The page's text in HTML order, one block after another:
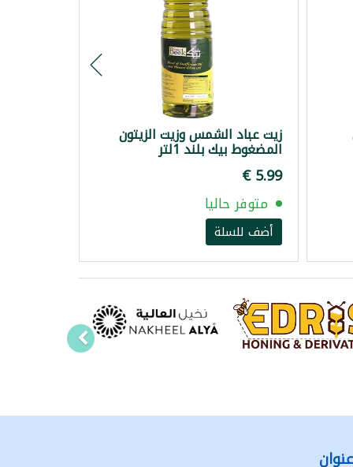
زيت عباد الشمس وزيت الزيتون
المضغوط بيك بلند 1لتر
‏5.99 €
متوفر حاليا
أضف للسلة
عنوان